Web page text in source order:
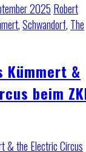
2025 Robert
,Schwandorf, The
Kümmert &
beim